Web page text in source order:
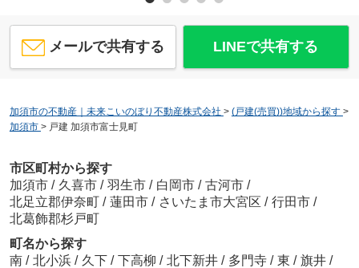
メールで共有する LINEで共有する
加須市の不動産｜未来こいのぼり不動産株式会社 > (戸建(売買))地域から探す >
加須市 > 戸建 加須市富士見町
市区町村から探す
加須市 / 久喜市 / 羽生市 / 白岡市 / 古河市 /
北足立郡伊奈町 / 蓮田市 / さいたま市大宮区 / 行田市 /
北葛飾郡杉戸町
町名から探す
南 / 北小浜 / 久下 / 下高柳 / 北下新井 / 多門寺 / 東 / 旗井 /